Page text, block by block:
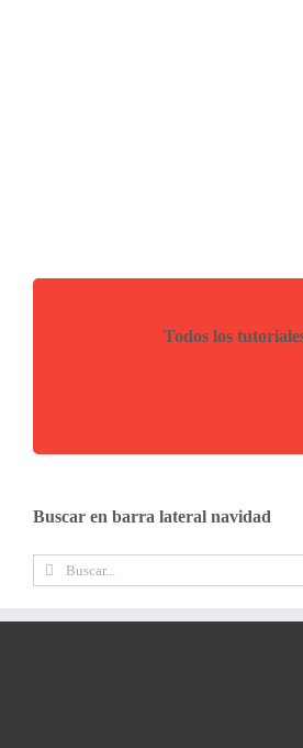
Todos los
Buscar en barra lateral navidad
Buscar: